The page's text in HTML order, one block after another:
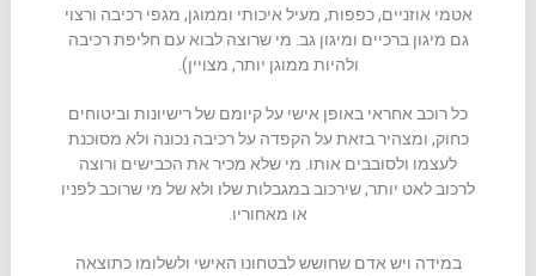
אטמי אוזניים, כפפות, מעיל איכותי וממוגן, מגפי רכיבה ורצוי
גם מיגון ברכיים ומיגון גב. מי שרוצה לבוא עם חליפת רכיבה
ולהיות ממוגן יותר, מצויין).
כל רוכב אחראי באופן אישי על קיומם של רישיונות וביטוחים
כחוק, ומצהיר בזאת על הקפדה על רכיבה נכונה ולא מסוכנת
לעצמו ולסובבים אותו. מי שלא מכיר את הכבישים ורוצה
לרכוב לאט יותר, שירכוב במגבלות שלו ולא של מי שרוכב לפניו
או מאחוריו.
במידה ויש אדם שחושש לבטחונו האישי ולשלומו כתוצאה